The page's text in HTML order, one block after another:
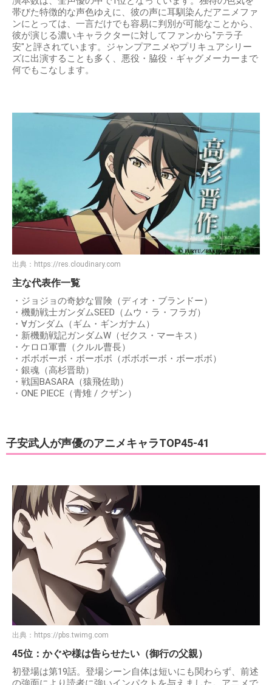
帯びた特徴的な声色ゆえに、彼の声に耳馴染んだアニメファ
ンにとっては、一言だけでも容易に判別が可能なことから、
彼が演じる濃いキャラクターに対してファンから"テラ子
安"と評されています。ジャンプアニメやプリキュアシリー
ズに出演することも多く、悪役・脇役・ギャグメーカーまで
何でもこなします。
出典： https://res.cloudinary.com
主な代表作一覧
・ジョジョの奇妙な冒険（ディオ・ブランドー）
・機動戦士ガンダムSEED（ムウ・ラ・フラガ）
・∀ガンダム（ギム・ギンガナム）
・新機動戦記ガンダムW（ゼクス・マーキス）
・ケロロ軍曹（クルル曹長）
・ボボボーボ・ボーボボ（ボボボーボ・ボーボボ）
・銀魂（高杉晋助）
・戦国BASARA（猿飛佐助）
・ONE PIECE（青雉 / クザン）
子安武人が声優のアニメキャラTOP45-41
出典： https://pbs.twimg.com
45位：かぐや様は告らせたい（御行の父親）
初登場は第19話。登場シーン自体は短いにも関わらず、前述